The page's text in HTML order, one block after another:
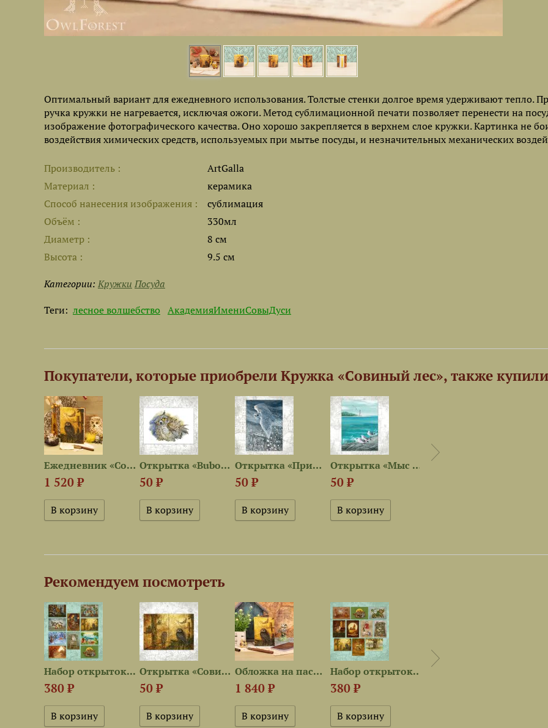
Оптимальный вариант для ежедневного использования. Толстые стенки долгое время удерживают тепло.
ручка кружки не нагревается, исключая ожоги. Метод сублимационной печати позволяет перенести на
изображение фотографического качества. Оно хорошо закрепляется в верхнем слое кружки. Картинка не
воздействия химических средств, используемых при мытье посуды, и незначительных механических
Производитель
ArtGalla
Материал
керамика
Способ нанесения изображения
сублимация
Объём
330мл
Диаметр
8 см
Высота
9.5 см
Категории: Кружки Посуда
Теги: лесное волшебство АкадемияИмениСовыДуси
Покупатели, которые приобрели Кружка «Совиный лес», также купили
Ежедневник «Совиный лес»
1 520 ₽
Открытка «Bubo Bubo»
50 ₽
Открытка «Принцесса...
50 ₽
Открытка «Мыс Вольной чайки»
50 ₽
Рекомендуем посмотреть
Набор открыток...
380 ₽
Открытка «Совиный лес»
50 ₽
Обложка на паспорт «Совиный...
1 840 ₽
Набор открыток «Совы»
380 ₽